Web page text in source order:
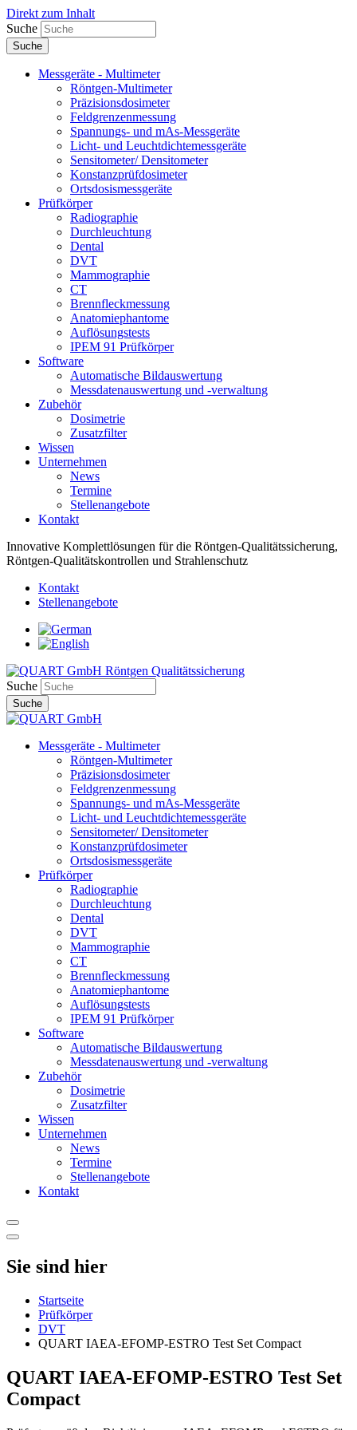
Direkt zum Inhalt
Suche
Messgeräte - Multimeter
Röntgen-Multimeter
Präzisionsdosimeter
Feldgrenzenmessung
Spannungs- und mAs-Messgeräte
Licht- und Leuchtdichtemessgeräte
Sensitometer/ Densitometer
Konstanzprüfdosimeter
Ortsdosismessgeräte
Prüfkörper
Radiographie
Durchleuchtung
Dental
DVT
Mammographie
CT
Brennfleckmessung
Anatomiephantome
Auflösungstests
IPEM 91 Prüfkörper
Software
Automatische Bildauswertung
Messdatenauswertung und -verwaltung
Zubehör
Dosimetrie
Zusatzfilter
Wissen
Unternehmen
News
Termine
Stellenangebote
Kontakt
Innovative Komplettlösungen für die Röntgen-Qualitätssicherung,
Röntgen-Qualitätskontrollen und Strahlenschutz
Kontakt
Stellenangebote
Suche
Messgeräte - Multimeter
Röntgen-Multimeter
Präzisionsdosimeter
Feldgrenzenmessung
Spannungs- und mAs-Messgeräte
Licht- und Leuchtdichtemessgeräte
Sensitometer/ Densitometer
Konstanzprüfdosimeter
Ortsdosismessgeräte
Prüfkörper
Radiographie
Durchleuchtung
Dental
DVT
Mammographie
CT
Brennfleckmessung
Anatomiephantome
Auflösungstests
IPEM 91 Prüfkörper
Software
Automatische Bildauswertung
Messdatenauswertung und -verwaltung
Zubehör
Dosimetrie
Zusatzfilter
Wissen
Unternehmen
News
Termine
Stellenangebote
Kontakt
Sie sind hier
Startseite
Prüfkörper
DVT
QUART IAEA-EFOMP-ESTRO Test Set Compact
QUART IAEA-EFOMP-ESTRO Test Set
Compact